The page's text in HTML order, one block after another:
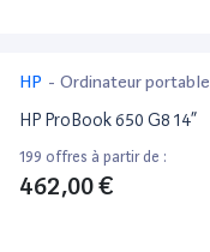
HP - Ordinateur portable
HP ProBook 650 G8 14”
199 offres à partir de :
462,00 €